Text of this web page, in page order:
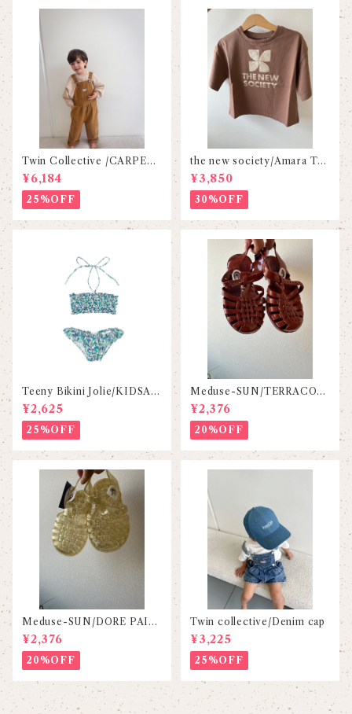
Twin Collective /CARPEN
TER OVERALL-FADED TA
N
¥6,184
25%OFF
the new society/Amara Tee
-Maud
¥3,850
30%OFF
Teeny Bikini Jolie/KIDSAG
OGO
¥2,625
25%OFF
Meduse-SUN/TERRACOT
TA
¥2,376
20%OFF
Meduse-SUN/DORE PAIL
LETE
¥2,376
20%OFF
Twin collective/Denim cap
¥3,225
25%OFF